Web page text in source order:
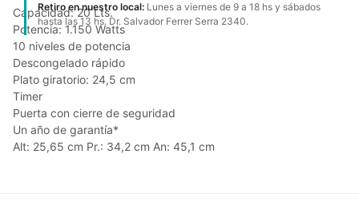
Retiro en nuestro local: Lunes a viernes de 9 a 18 hs y sábados
hasta las 13 hs. Dr. Salvador Ferrer Serra 2340.
Capacidad: 20 Lts.
Potencia: 1.150 Watts
10 niveles de potencia
Descongelado rápido
Plato giratorio: 24,5 cm
Timer
Puerta con cierre de seguridad
Un año de garantía*
Alt: 25,65 cm Pr.: 34,2 cm An: 45,1 cm